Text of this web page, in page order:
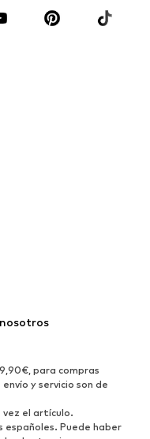
y punto
para compras
y servicio son de
vez el artículo.
Puede haber